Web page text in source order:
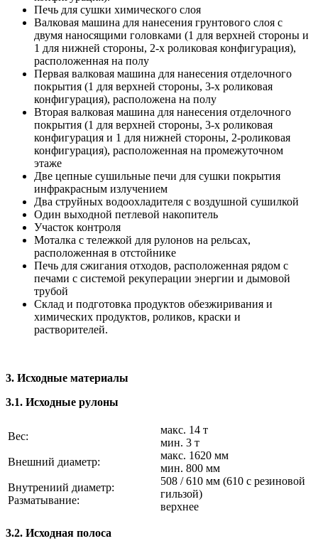
Печь для сушки химического слоя
Валковая машина для нанесения грунтового слоя с
двумя наносящими головками (1 для верхней стороны и
1 для нижней стороны, 2-х роликовая конфигурация),
расположенная на полу
Первая валковая машина для нанесения отделочного
покрытия (1 для верхней стороны, 3-х роликовая
конфигурация), расположена на полу
Вторая валковая машина для нанесения отделочного
покрытия (1 для верхней стороны, 3-х роликовая
конфигурация и 1 для нижней стороны, 2-роликовая
конфигурация), расположенная на промежуточном
этаже
Две цепные сушильные печи для сушки покрытия
инфракрасным излучением
Два струйных водоохладителя с воздушной сушилкой
Один выходной петлевой накопитель
Участок контроля
Моталка с тележкой для рулонов на рельсах,
расположенная в отстойнике
Печь для сжигания отходов, расположенная рядом с
печами с системой рекуперации энергии и дымовой
трубой
Склад и подготовка продуктов обезжиривания и
химических продуктов, роликов, краски и
растворителей.
3. Исходные материалы
3.1. Исходные рулоны
Вес:
Внешний диаметр:
Внутрениий диаметр:
Разматывание:
макс. 14 т
мин. 3 т
макс. 1620 мм
мин. 800 мм
508 / 610 мм (610 с резиновой
гильзой)
верхнее
3.2. Исходная полоса